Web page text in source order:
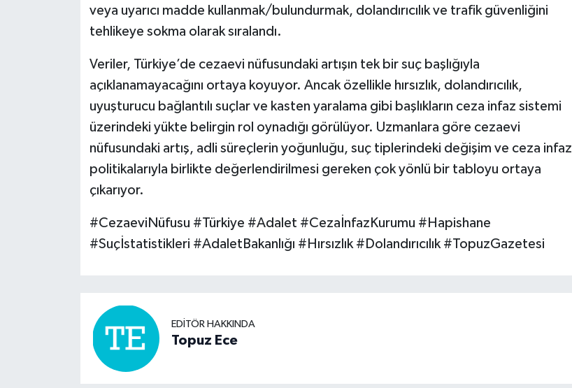
veya uyarıcı madde kullanmak/bulundurmak, dolandırıcılık ve trafik güvenliğini
tehlikeye sokma olarak sıralandı.
Veriler, Türkiye’de cezaevi nüfusundaki artışın tek bir suç başlığıyla
açıklanamayacağını ortaya koyuyor. Ancak özellikle hırsızlık, dolandırıcılık,
uyuşturucu bağlantılı suçlar ve kasten yaralama gibi başlıkların ceza infaz sistemi
üzerindeki yükte belirgin rol oynadığı görülüyor. Uzmanlara göre cezaevi
nüfusundaki artış, adli süreçlerin yoğunluğu, suç tiplerindeki değişim ve ceza infaz
politikalarıyla birlikte değerlendirilmesi gereken çok yönlü bir tabloyu ortaya
çıkarıyor.
#CezaeviNüfusu #Türkiye #Adalet #CezaİnfazKurumu #Hapishane
#Suçİstatistikleri #AdaletBakanlığı #Hırsızlık #Dolandırıcılık #TopuzGazetesi
EDITÖR HAKKINDA
Topuz Ece